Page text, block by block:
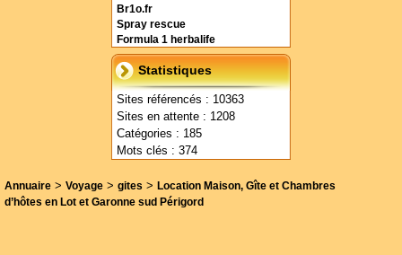
Br1o.fr
Spray rescue
Formula 1 herbalife
Statistiques
Sites référencés : 10363
Sites en attente : 1208
Catégories : 185
Mots clés : 374
Annuaire > Voyage > gites > Location Maison, Gîte et Chambres
d’hôtes en Lot et Garonne sud Périgord